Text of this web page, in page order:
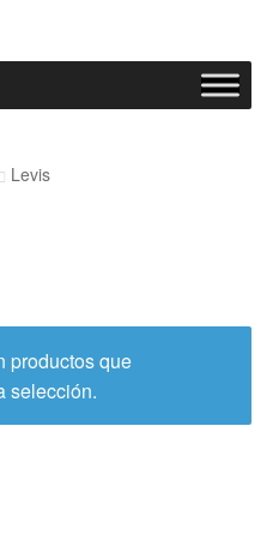
Levis
productos que
selección.